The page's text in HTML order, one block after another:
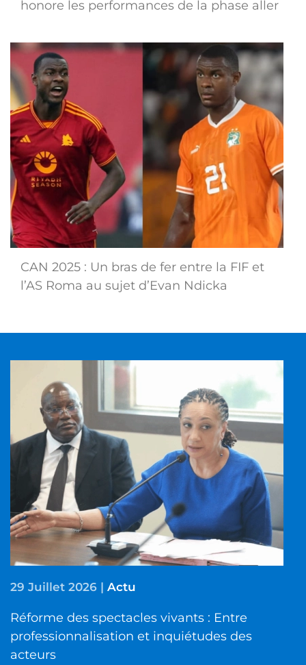
honore les performances de la phase aller
CAN 2025 : Un bras de fer entre la FIF et
l’AS Roma au sujet d’Evan Ndicka
29 Juillet 2026 | Actu
Réforme des spectacles vivants : Entre
professionnalisation et inquiétudes des
acteurs